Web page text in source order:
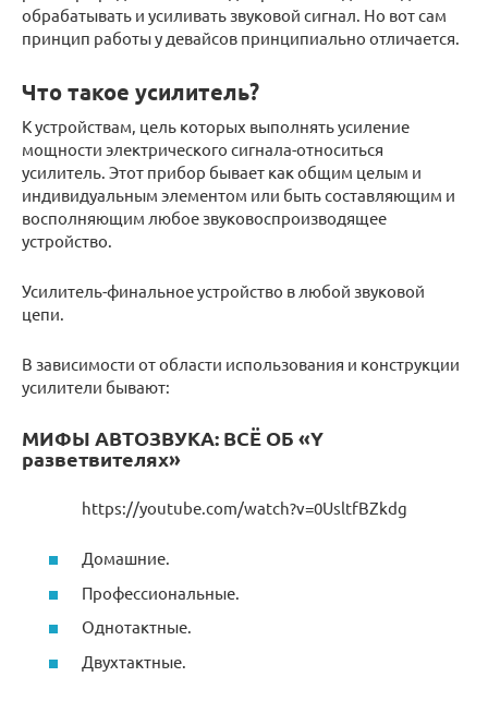
обрабатывать и усиливать звуковой сигнал. Но вот сам
принцип работы у девайсов принципиально отличается.
Что такое усилитель?
К устройствам, цель которых выполнять усиление
мощности электрического сигнала-относиться
усилитель. Этот прибор бывает как общим целым и
индивидуальным элементом или быть составляющим и
восполняющим любое звуковоспроизводящее
устройство.
Усилитель-финальное устройство в любой звуковой
цепи.
В зависимости от области использования и конструкции
усилители бывают:
МИФЫ АВТОЗВУКА: ВСЁ ОБ «Y
разветвителях»
https://youtube.com/watch?v=0UsltfBZkdg
Домашние.
Профессиональные.
Однотактные.
Двухтактные.